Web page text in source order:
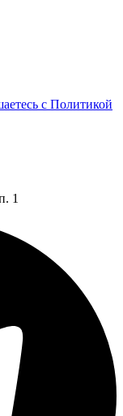
с Политикой
1